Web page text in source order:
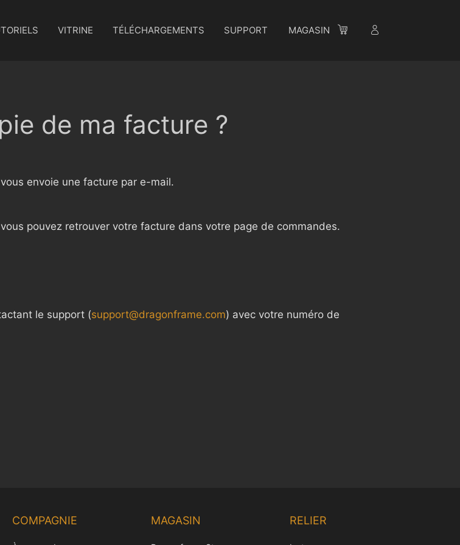
VITRINE TÉLÉCHARGEMENTS SUPPORT MAGASIN
de ma facture ?
envoie une facture par e-mail.
pouvez retrouver votre facture dans votre page de commandes.
le support (support@dragonframe.com) avec votre numéro de
COMPAGNIE MAGASIN RELIER